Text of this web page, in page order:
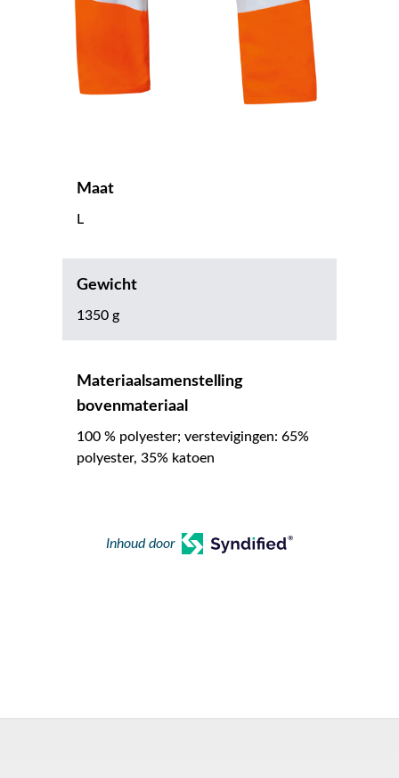
Maat
L
Gewicht
1350 g
Materiaalsamenstelling
bovenmateriaal
100 % polyester; verstevigingen: 65%
polyester, 35% katoen
Inhoud door